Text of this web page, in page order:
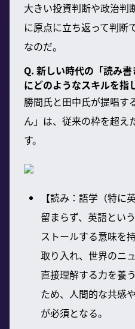
大きい投資判断や政治判
に原点に立ち返って判断
なのだ。
Q. 新しい時代の「読み
にどのようなスキルを指
勝間氏と田中氏が提唱す
ん」は、従来の枠を超え
す。
【読み：語学（特に
留まらず、英語とい
ストールする意味を
取り入れ、世界のニ
直接理解する力を養
ため、人間的な共感
が必須となる。